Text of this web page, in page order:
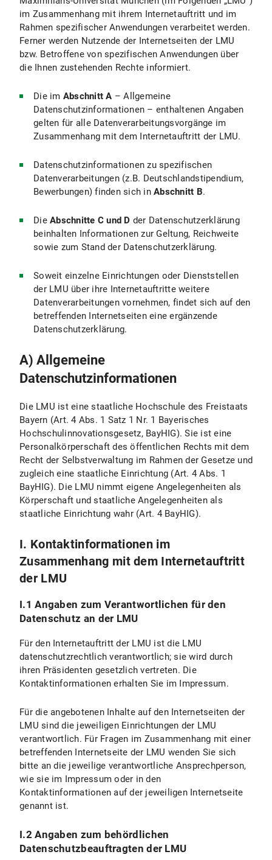
III.3 Dauer der Datenverarbeitung
III.4 Widerspruchs- und Beseitigungsmöglichkeit
IV. Verwendung von aktiven Komponenten und Cookies
Folgende technisch notwendige Cookies werden verwendet:
In den Cookies werden folgende Daten gespeichert und übermittelt:
IV.2 Rechtsgrundlage für die Datenverarbeitung
IV.3 Dauer der Datenverarbeitung
IV.5 Wie passe ich die Cookie-Einstellungen in meinem Browser an?
V.1 Zweck und Umfang der Datenverarbeitung
V.2 Rechtsgrundlage für die Datenverarbeitung
V.4 Widerspruchs- und Beseitigungsmöglichkeit
V.5 Wie erfasst Matomo meinen Besuch zu den LMU-Internetseiten mit diesem Browser?
Persönliche Einstellungen
VI. Nutzung bereitgestellter Kommunikationsmittel
VI.1 Nutzung eines Kontaktformulars
VI.1.1 Umfang und Zweck der Datenverarbeitung
VI.1.2 Rechtsgrundlage der Datenverarbeitung
VI.1.3 Dauer der Datenverarbeitung
VI.2 Nutzung einer E-Mail-Adresse
VI.2.1 Umfang und Zweck der Datenverarbeitung
VI.2.2 Rechtsgrundlage der Datenverarbeitung
VI.2.4 Widerspruchs- und Beseitigungsmöglichkeit
VI.3 Nutzung der Online-Terminbuchung
VI.3.1 Umfang und Zweck der Datenverarbeitung
VI.3.4 Widerspruchs- und Beseitigungsmöglichkeiten
im Zusammenhang mit ihrem Internetauftritt und im
Rahmen spezifischer Anwendungen verarbeitet werden.
Ferner werden Nutzende der Internetseiten der LMU
bzw. Betroffene von spezifischen Anwendungen über
die Ihnen zustehenden Rechte informiert.
Die im Abschnitt A – Allgemeine
Datenschutzinformationen – enthaltenen Angaben
gelten für alle Datenverarbeitungsvorgänge im
Zusammenhang mit dem Internetauftritt der LMU.
Datenschutzinformationen zu spezifischen
Datenverarbeitungen (z.B. Deutschlandstipendium,
Bewerbungen) finden sich in Abschnitt B.
DieAbschnitte C und D der Datenschutzerklärung
beinhalten Informationen zur Geltung, Reichweite
sowie zum Stand der Datenschutzerklärung.
Soweit einzelne Einrichtungen oder Dienststellen
der LMU über ihre Internetauftritte weitere
Datenverarbeitungen vornehmen, findet sich auf den
betreffenden Internetseiten eine ergänzende
Datenschutzerklärung.
A) Allgemeine
Datenschutzinformationen
Die LMU ist eine staatliche Hochschule des Freistaats
Bayern (Art. 4 Abs. 1 Satz 1 Nr. 1 Bayerisches
Hochschulinnovationsgesetz, BayHIG). Sie ist eine
Personalkörperschaft des öffentlichen Rechts mit dem
Recht der Selbstverwaltung im Rahmen der Gesetze und
zugleich eine staatliche Einrichtung (Art. 4 Abs. 1
BayHIG). Die LMU nimmt eigene Angelegenheiten als
Körperschaft und staatliche Angelegenheiten als
staatliche Einrichtung wahr (Art. 4 BayHIG).
I. Kontaktinformationen im
Zusammenhang mit dem Internetauftritt
der LMU
I.1 Angaben zum Verantwortlichen für den
Datenschutz an der LMU
Für den Internetauftritt der LMU ist die LMU
datenschutzrechtlich verantwortlich; sie wird durch
ihren Präsidenten gesetzlich vertreten. Die
Kontaktinformationen erhalten Sie im Impressum.
Für die angebotenen Inhalte auf den Internetseiten der
LMU sind die jeweiligen Einrichtungen der LMU
verantwortlich. Für Fragen im Zusammenhang mit einer
betreffenden Internetseite der LMU wenden Sie sich
bitte an die jeweilige verantwortliche Ansprechperson,
wie sie im Impressum oder in den
Kontaktinformationen auf der jeweiligen Internetseite
genannt ist.
I.2 Angaben zum behördlichen
Datenschutzbeauftragten der LMU